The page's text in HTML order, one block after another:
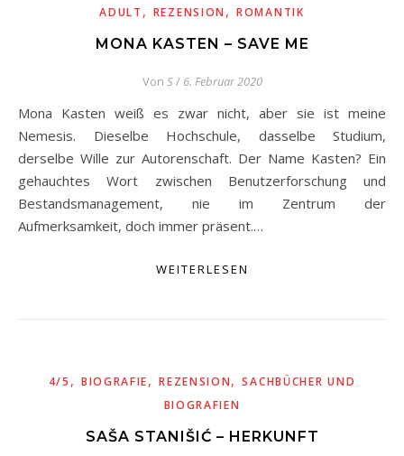
ADULT , REZENSION ,ROMANTIK
MONA KASTEN – SAVE ME
Von S/ 6. Februar 2020
Mona Kasten weiß es zwar nicht, aber sie ist meine
Nemesis. Dieselbe Hochschule, dasselbe Studium,
derselbe Wille zur Autorenschaft. Der Name Kasten? Ein
gehauchtes Wort zwischen Benutzerforschung und
Bestandsmanagement, nie im Zentrum der
Aufmerksamkeit, doch immer präsent.…
WEITERLESEN
4/5 , BIOGRAFIE,REZENSION,SACHBÜCHER UND
BIOGRAFIEN
SAŠA STANIŠIĆ – HERKUNFT